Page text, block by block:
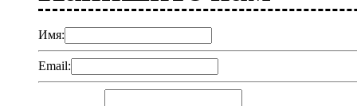
Имя:
Email: